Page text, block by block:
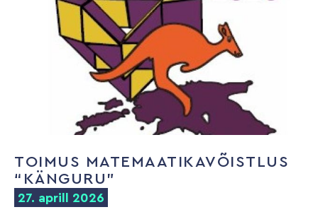
TOIMUS MATEMAATIKAVÕISTLUS
“KÄNGURU”
27. aprill 2026